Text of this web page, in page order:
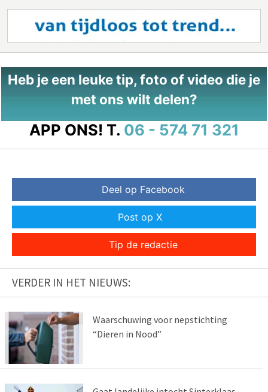
Heb je een leuke tip, foto of video die je
met ons wilt delen?
APP ONS! T. 06 - 574 71 321
Deel op Facebook
Post op X
Tip de redactie
VERDER IN HET NIEUWS:
Waarschuwing voor nepstichting
“Dieren in Nood”